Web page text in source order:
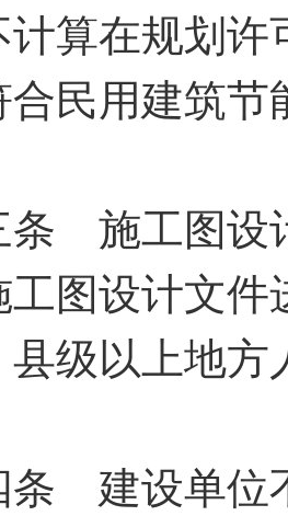
算在规划许
用建筑节
施工图设计
图设计文
级以上地
建设单位不